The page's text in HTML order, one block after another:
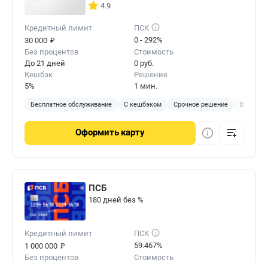
4.9
Кредитный лимит
30 000 ₽
ПСК
0 - 292%
Без процентов
До 21 дней
Стоимость
0 руб.
Кешбэк
5%
Решение
1 мин.
Бесплатное обслуживание С кешбэком Срочное решение
Оформить карту
ПСБ
180 дней без %
Кредитный лимит
1 000 000 ₽
ПСК
59.467%
Без процентов
Стоимость